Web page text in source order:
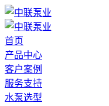
首页
产品中心
客户案例
服务支持
水泵选型